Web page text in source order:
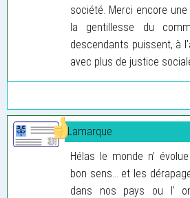
société. Merci encore
la gentillesse du
descendants puissent, à
avec plus de justice
Lamarque
Hélas le monde n’
bon sens… et les
dans nos pays ou l’